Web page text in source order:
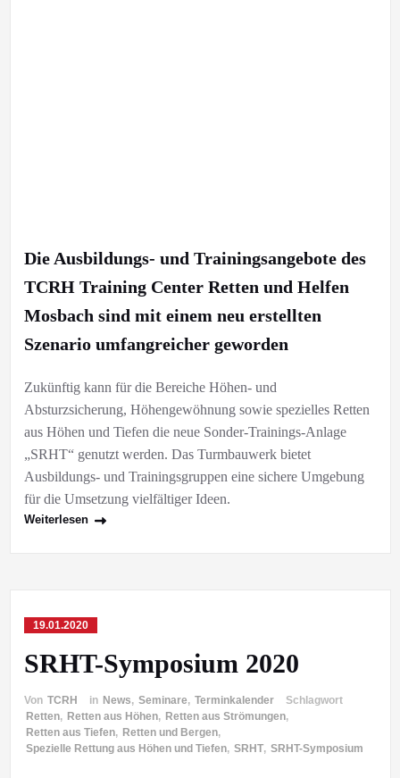
Die Ausbildungs- und Trainingsangebote des
TCRH Training Center Retten und Helfen
Mosbach sind mit einem neu erstellten
Szenario umfangreicher geworden
Zukünftig kann für die Bereiche Höhen- und
Absturzsicherung, Höhengewöhnung sowie spezielles Retten
aus Höhen und Tiefen die neue Sonder-Trainings-Anlage
„SRHT“ genutzt werden. Das Turmbauwerk bietet
Ausbildungs- und Trainingsgruppen eine sichere Umgebung
für die Umsetzung vielfältiger Ideen.
Weiterlesen
19.01.2020
SRHT-Symposium 2020
Von TCRH in News, Seminare, Terminkalender
Schlagwort
Retten, Retten aus Höhen, Retten aus Strömungen,
Retten aus Tiefen, Retten und Bergen,
Spezielle Rettung aus Höhen und Tiefen, SRHT, SRHT-Symposium